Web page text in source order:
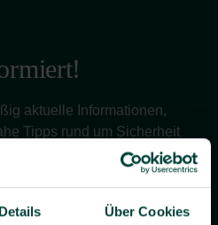
Details Über Cookies
aktuelle Informationen,
Tipps rund um Sicherheit
– verständlich, relevant